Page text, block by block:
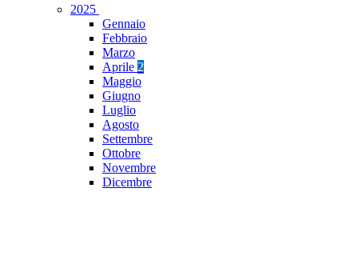
2025
Gennaio
Febbraio
Marzo
Aprile 2
Maggio
Giugno
Luglio
Agosto
Settembre
Ottobre
Novembre
Dicembre